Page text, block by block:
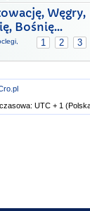
Węgry,
Bośnię...
1 2 3
UTC + 1